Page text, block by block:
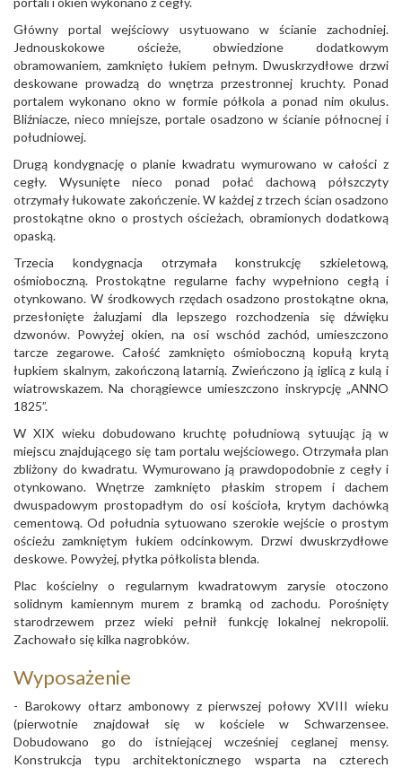
Główny portal wejściowy usytuowano w ścianie zachodniej.
Jednouskokowe ościeże, obwiedzione dodatkowym
obramowaniem, zamknięto łukiem pełnym. Dwuskrzydłowe drzwi
deskowane prowadzą do wnętrza przestronnej kruchty. Ponad
portalem wykonano okno w formie półkola a ponad nim okulus.
Bliźniacze, nieco mniejsze, portale osadzono w ścianie północnej i
południowej.
Drugą kondygnację o planie kwadratu wymurowano w całości z
cegły. Wysunięte nieco ponad połać dachową półszczyty
otrzymały łukowate zakończenie. W każdej z trzech ścian osadzono
prostokątne okno o prostych ościeżach, obramionych dodatkową
opaską.
Trzecia kondygnacja otrzymała konstrukcję szkieletową,
ośmioboczną. Prostokątne regularne fachy wypełniono cegłą i
otynkowano. W środkowych rzędach osadzono prostokątne okna,
przesłonięte żaluzjami dla lepszego rozchodzenia się dźwięku
dzwonów. Powyżej okien, na osi wschód zachód, umieszczono
tarcze zegarowe. Całość zamknięto ośmioboczną kopułą krytą
łupkiem skalnym, zakończoną latarnią. Zwieńczono ją iglicą z kulą i
wiatrowskazem. Na chorągiewce umieszczono inskrypcję „ANNO
1825”.
W XIX wieku dobudowano kruchtę południową sytuując ją w
miejscu znajdującego się tam portalu wejściowego. Otrzymała plan
zbliżony do kwadratu. Wymurowano ją prawdopodobnie z cegły i
otynkowano. Wnętrze zamknięto płaskim stropem i dachem
dwuspadowym prostopadłym do osi kościoła, krytym dachówką
cementową. Od południa sytuowano szerokie wejście o prostym
ościeżu zamkniętym łukiem odcinkowym. Drzwi dwuskrzydłowe
deskowe. Powyżej, płytka półkolista blenda.
Plac kościelny o regularnym kwadratowym zarysie otoczono
solidnym kamiennym murem z bramką od zachodu. Porośnięty
starodrzewem przez wieki pełnił funkcję lokalnej nekropolii.
Zachowało się kilka nagrobków.
Wyposażenie
- Barokowy ołtarz ambonowy z pierwszej połowy XVIII wieku
(pierwotnie znajdował się w kościele w Schwarzensee.
Dobudowano go do istniejącej wcześniej ceglanej mensy.
Konstrukcja typu architektonicznego wsparta na czterech